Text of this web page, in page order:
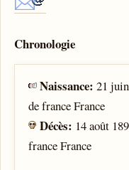
Chronologie
Naissance:21
de france France
Décès: 14 août
france France